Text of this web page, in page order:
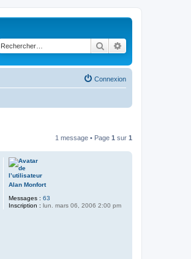
Rechercher
Connexion
1 message • Page 1 sur 1
Alan Monfort
Messages : 63
Inscription : lun. mars 06, 2006 2:00 pm